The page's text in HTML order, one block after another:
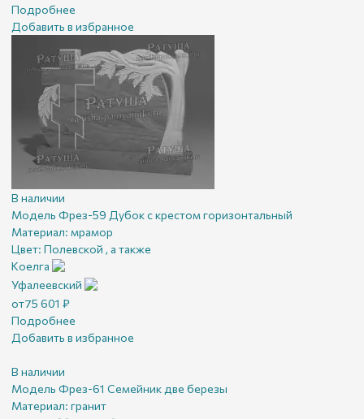
Подробнее
Добавить в избранное
В наличии
Модель Фрез-59 Дубок с крестом горизонтальный
Материал: мрамор
Цвет: Полевской , а также
Коелга
Уфалеевский
от75 601 ₽
Подробнее
Добавить в избранное
В наличии
Модель Фрез-61 Семейник две березы
Материал: гранит